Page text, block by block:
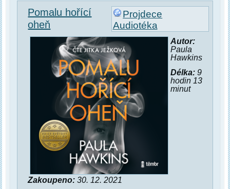
Projdece
Audiotéka
Pomalu hořící
oheň
Autor:
Paula
Hawkins
Délka:9
hodin 13
minut
Zakoupeno: 30. 12. 2021